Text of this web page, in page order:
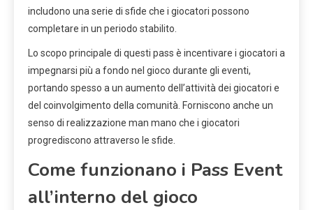
includono una serie di sfide che i giocatori possono
completare in un periodo stabilito.
Lo scopo principale di questi pass è incentivare i giocatori a
impegnarsi più a fondo nel gioco durante gli eventi,
portando spesso a un aumento dell’attività dei giocatori e
del coinvolgimento della comunità. Forniscono anche un
senso di realizzazione man mano che i giocatori
progrediscono attraverso le sfide.
Come funzionano i Pass Event
all’interno del gioco